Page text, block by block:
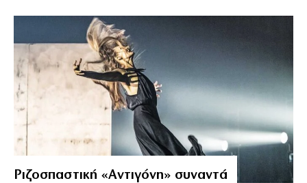
Ριζοσπαστική «Αντιγόνη» συναντά